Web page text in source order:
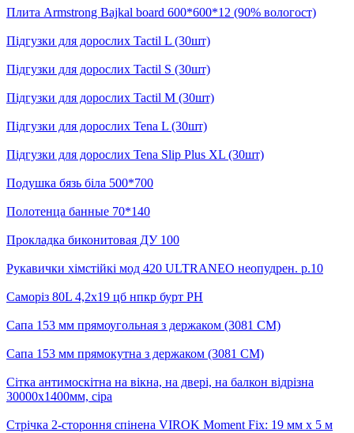
Плита Armstrong Bajkal board 600*600*12 (90% вологост)
Підгузки для дорослих Tactil L (30шт)
Підгузки для дорослих Tactil S (30шт)
Підгузки для дорослих Tactil М (30шт)
Підгузки для дорослих Tena L (30шт)
Підгузки для дорослих Tena Slip Plus XL (30шт)
Подушка бязь біла 500*700
Полотенца банные 70*140
Прокладка биконитовая ДУ 100
Рукавички хімстійкі мод 420 ULTRANEO неопудрен. р.10
Саморіз 80L 4,2х19 цб нпкр бурт PH
Сапа 153 мм прямоугольная з держаком (3081 СМ)
Сапа 153 мм прямокутна з держаком (3081 СМ)
Сітка антимоскітна на вікна, на двері, на балкон відрізна
30000х1400мм, сіра
Стрічка 2-стороння спінена VIROK Moment Fix: 19 мм х 5 м